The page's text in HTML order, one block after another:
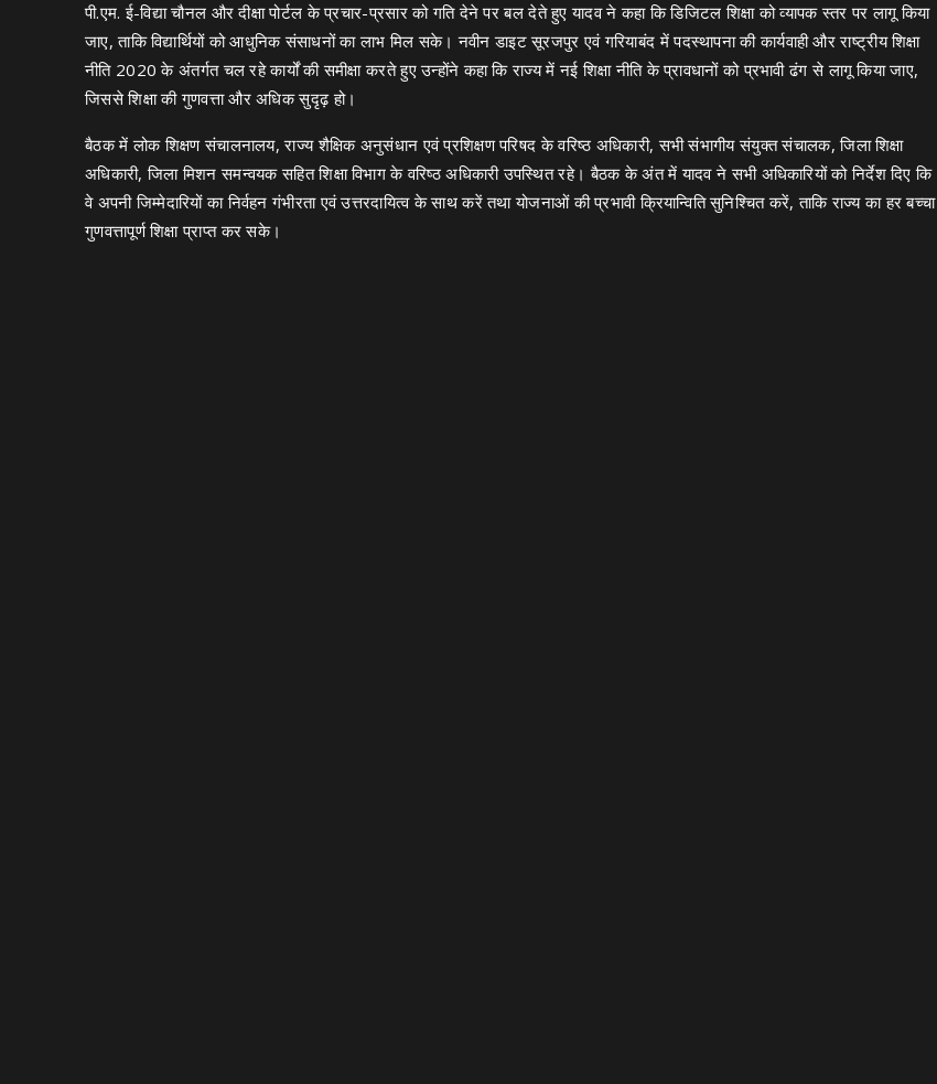
पी.एम. ई-विद्या चौनल और दीक्षा पोर्टल के प्रचार-प्रसार को गति देने पर बल देते हुए यादव ने कहा कि डिजिटल शिक्षा को व्यापक स्तर पर लागू किया
जाए, ताकि विद्यार्थियों को आधुनिक संसाधनों का लाभ मिल सके। नवीन डाइट सूरजपुर एवं गरियाबंद में पदस्थापना की कार्यवाही और राष्ट्रीय शिक्षा
नीति 2020 के अंतर्गत चल रहे कार्यों की समीक्षा करते हुए उन्होंने कहा कि राज्य में नई शिक्षा नीति के प्रावधानों को प्रभावी ढंग से लागू किया जाए,
जिससे शिक्षा की गुणवत्ता और अधिक सुदृढ़ हो।
बैठक में लोक शिक्षण संचालनालय, राज्य शैक्षिक अनुसंधान एवं प्रशिक्षण परिषद के वरिष्ठ अधिकारी, सभी संभागीय संयुक्त संचालक, जिला शिक्षा
अधिकारी, जिला मिशन समन्वयक सहित शिक्षा विभाग के वरिष्ठ अधिकारी उपस्थित रहे। बैठक के अंत में यादव ने सभी अधिकारियों को निर्देश दिए कि
वे अपनी जिम्मेदारियों का निर्वहन गंभीरता एवं उत्तरदायित्व के साथ करें तथा योजनाओं की प्रभावी क्रियान्विति सुनिश्चित करें, ताकि राज्य का हर बच्चा
गुणवत्तापूर्ण शिक्षा प्राप्त कर सके।